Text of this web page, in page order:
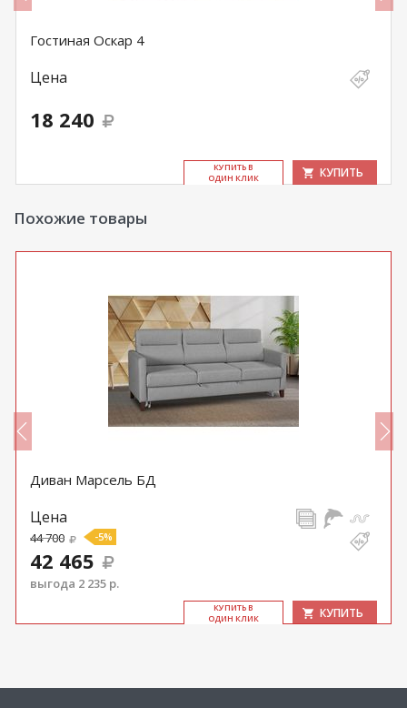
Гостиная Оскар 4
Цена
18 240
КУ­ПИТЬ В
ОДИН КЛИК
КУПИТЬ
Похожие товары
Диван Марсель БД
Цена
44 700 -5%
42 465
выгода 2 235 р.
КУ­ПИТЬ В
ОДИН КЛИК
КУПИТЬ